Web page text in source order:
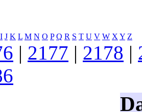
I J K L M N O P Q R S T U V W X Y Z
| 2177 | 2178 |